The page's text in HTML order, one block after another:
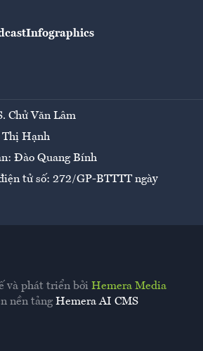
Infographics
Chử Văn Lâm
Thị Hạnh
Đào Quang Bính
tử số: 272/GP-BTTTT ngày
và phát triển bởi Hemera Media
nền tảng Hemera AI CMS